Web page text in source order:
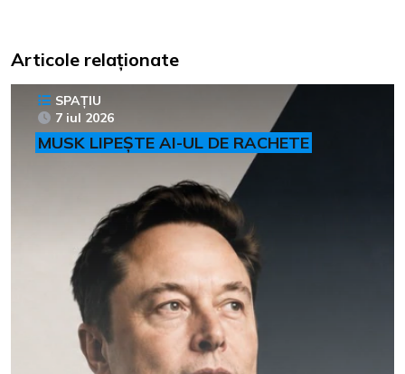
Articole relaționate
SPAȚIU
7 iul 2026
MUSK LIPEȘTE AI-UL DE RACHETE